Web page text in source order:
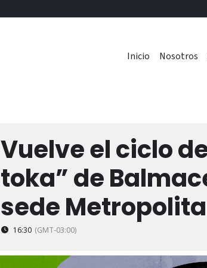
Inicio Nosotros
Vuelve el ciclo
toka” de
sede
16:30 (GMT-03:00)